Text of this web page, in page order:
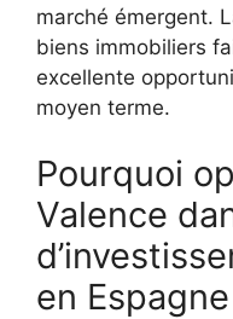
marché émergent.
biens immobiliers
excellente
moyen terme.
Pourquoi opter pour
Valence
en Espagne